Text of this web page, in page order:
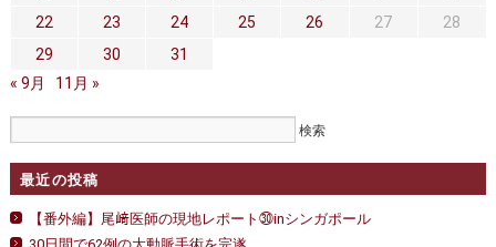
正しい病院の選び方
22
23 24 25 26 27
28
29
30
31
« 9月
11月 »
最近の投稿
【番外編】尾﨑医師の現地レポート㉚inシンガポール